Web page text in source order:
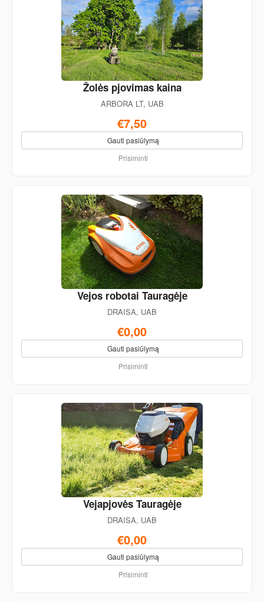
Žolės pjovimas kaina
ARBORA LT, UAB
€7,50
Gauti pasiūlymą
Prisiminti
Vejos robotai Tauragėje
DRAISA, UAB
€0,00
Gauti pasiūlymą
Prisiminti
Vejapjovės Tauragėje
DRAISA, UAB
€0,00
Gauti pasiūlymą
Prisiminti